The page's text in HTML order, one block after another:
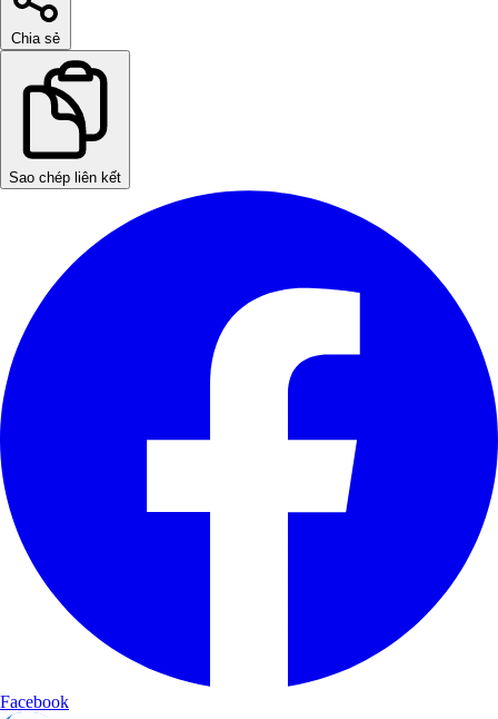
Chia sẻ
Sao chép liên kết
Facebook